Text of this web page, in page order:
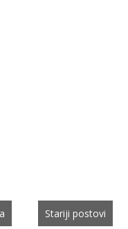
Stariji postovi